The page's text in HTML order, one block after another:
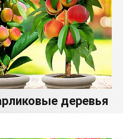
деревья